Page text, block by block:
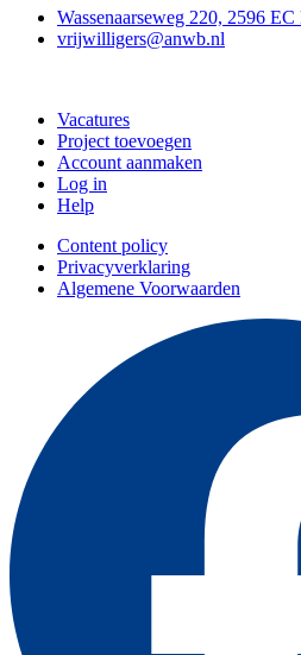
Wassenaarseweg 220, 2596
vrijwilligers@anwb.nl
Vacatures
Project toevoegen
Account aanmaken
Log in
Help
Content policy
Privacyverklaring
Algemene Voorwaarden